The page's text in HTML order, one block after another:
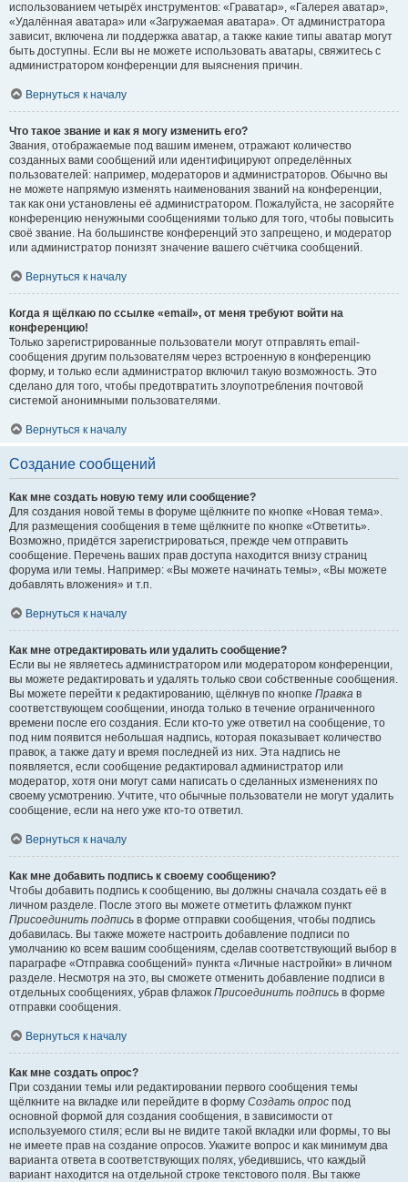
использованием четырёх инструментов: «Граватар», «Галерея аватар»,
«Удалённая аватара» или «Загружаемая аватара». От администратора
зависит, включена ли поддержка аватар, а также какие типы аватар могут
быть доступны. Если вы не можете использовать аватары, свяжитесь с
администратором конференции для выяснения причин.
Вернуться к началу
Что такое звание и как я могу изменить его?
Звания, отображаемые под вашим именем, отражают количество
созданных вами сообщений или идентифицируют определённых
пользователей: например, модераторов и администраторов. Обычно вы
не можете напрямую изменять наименования званий на конференции,
так как они установлены её администратором. Пожалуйста, не засоряйте
конференцию ненужными сообщениями только для того, чтобы повысить
своё звание. На большинстве конференций это запрещено, и модератор
или администратор понизят значение вашего счётчика сообщений.
Вернуться к началу
Когда я щёлкаю по ссылке «email», от меня требуют войти на
конференцию!
Только зарегистрированные пользователи могут отправлять email-
сообщения другим пользователям через встроенную в конференцию
форму, и только если администратор включил такую возможность. Это
сделано для того, чтобы предотвратить злоупотребления почтовой
системой анонимными пользователями.
Вернуться к началу
Создание сообщений
Как мне создать новую тему или сообщение?
Для создания новой темы в форуме щёлкните по кнопке «Новая тема».
Для размещения сообщения в теме щёлкните по кнопке «Ответить».
Возможно, придётся зарегистрироваться, прежде чем отправить
сообщение. Перечень ваших прав доступа находится внизу страниц
форума или темы. Например: «Вы можете начинать темы», «Вы можете
добавлять вложения» и т.п.
Вернуться к началу
Как мне отредактировать или удалить сообщение?
Если вы не являетесь администратором или модератором конференции,
вы можете редактировать и удалять только свои собственные сообщения.
Вы можете перейти к редактированию, щёлкнув по кнопке Правка в
соответствующем сообщении, иногда только в течение ограниченного
времени после его создания. Если кто-то уже ответил на сообщение, то
под ним появится небольшая надпись, которая показывает количество
правок, а также дату и время последней из них. Эта надпись не
появляется, если сообщение редактировал администратор или
модератор, хотя они могут сами написать о сделанных изменениях по
своему усмотрению. Учтите, что обычные пользователи не могут удалить
сообщение, если на него уже кто-то ответил.
Вернуться к началу
Как мне добавить подпись к своему сообщению?
Чтобы добавить подпись к сообщению, вы должны сначала создать её в
личном разделе. После этого вы можете отметить флажком пункт
Присоединить подпись в форме отправки сообщения, чтобы подпись
добавилась. Вы также можете настроить добавление подписи по
умолчанию ко всем вашим сообщениям, сделав соответствующий выбор в
параграфе «Отправка сообщений» пункта «Личные настройки» в личном
разделе. Несмотря на это, вы сможете отменить добавление подписи в
отдельных сообщениях, убрав флажок Присоединить подпись в форме
отправки сообщения.
Вернуться к началу
Как мне создать опрос?
При создании темы или редактировании первого сообщения темы
щёлкните на вкладке или перейдите в форму Создать опрос под
основной формой для создания сообщения, в зависимости от
используемого стиля; если вы не видите такой вкладки или формы, то вы
не имеете прав на создание опросов. Укажите вопрос и как минимум два
варианта ответа в соответствующих полях, убедившись, что каждый
вариант находится на отдельной строке текстового поля. Вы также